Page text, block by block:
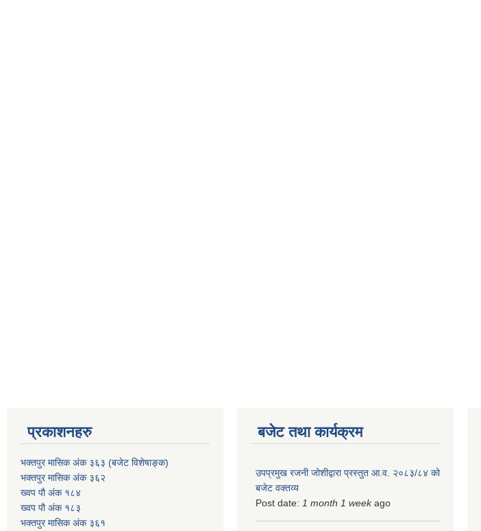
प्रकाशनहरु
भक्तपुर मासिक अंक ३६३ (बजेट विशेषाङ्क)
भक्तपुर मासिक अंक ३६२
ख्वप पौ अंक १८४
ख्वप पौ अंक १८३
भक्तपुर मासिक अंक ३६१
बजेट तथा कार्यक्रम
उपप्रमुख रजनी जोशीद्वारा प्रस्तुत आ.व. २०८३/८४ को
बजेट वक्तव्य
Post date: 1 month 1 weekago